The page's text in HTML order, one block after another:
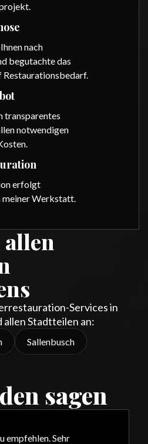
nach
begutachte das
Restaurationsbedarf.
transparentes
notwendigen
erfolgt
meiner Werkstatt.
allen
Services in
Stadtteilen an:
Sallenbusch
sagen
empfehlen. Sehr